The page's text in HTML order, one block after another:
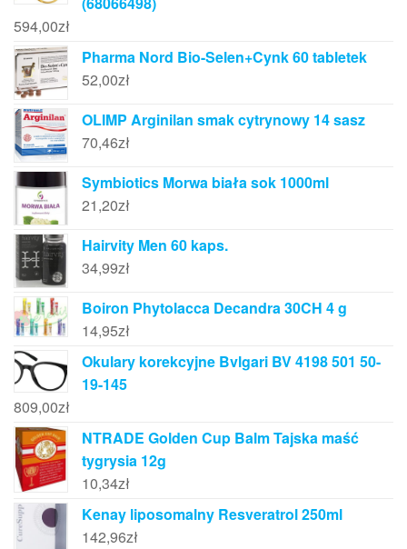
594,00zł
Pharma Nord Bio-Selen+Cynk 60 tabletek
52,00zł
OLIMP Arginilan smak cytrynowy 14 sasz
70,46zł
Symbiotics Morwa biała sok 1000ml
21,20zł
Hairvity Men 60 kaps.
34,99zł
Boiron Phytolacca Decandra 30CH 4 g
14,95zł
Okulary korekcyjne Bvlgari BV 4198 501 50-
19-145
809,00zł
NTRADE Golden Cup Balm Tajska maść
tygrysia 12g
10,34zł
Kenay liposomalny Resveratrol 250ml
142,96zł